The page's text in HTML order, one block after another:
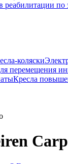
реабилитации
коляски
перемещения
Кресла